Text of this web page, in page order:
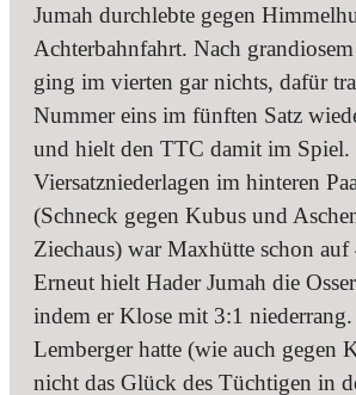
Jumah durchlebte gegen
Achterbahnfahrt. Nach
ging im vierten gar nichts, dafür
Nummer eins im fünften Satz
und hielt den TTC damit im Spiel.
Viersatzniederlagen im hinteren
(Schneck gegen Kubus und
Ziechaus) war Maxhütte schon auf
Erneut hielt Hader Jumah die
indem er Klose mit 3:1
Lemberger hatte (wie auch gegen
nicht das Glück des Tüchtigen in